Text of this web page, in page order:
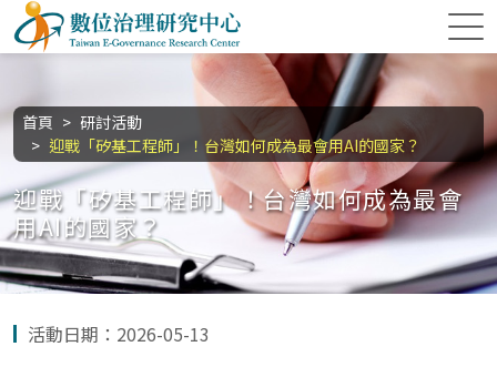
跳到主要內容區塊
數位治理研究中心
首頁
研討活動
迎戰「矽基工程師」！台灣如何成為最會用AI的國家？
:::
迎戰「矽基工程師」！台灣如何成為最會
用AI的國家？
活動日期：2026-05-13